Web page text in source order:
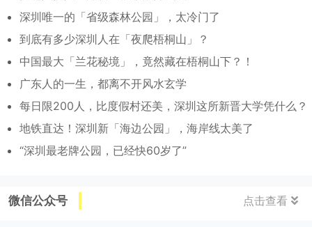
深圳唯一的「省级森林公园」，太冷门了
到底有多少深圳人在「夜爬梧桐山」？
中国最大「兰花秘境」，竟然藏在梧桐山下？！
广东人的一生，都离不开风水玄学
每日限200人，比度假村还美，深圳这所新晋大学凭什么？
地铁直达！深圳新「海边公园」，海岸线太美了
“深圳最老牌公园，已经快60岁了”
微信公众号 点击查看